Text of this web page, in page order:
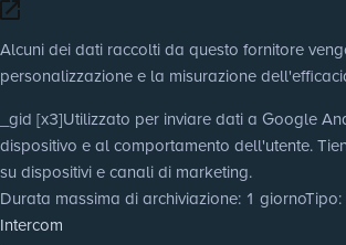
Alcuni dei dati raccolti da questo fornitore
personalizzazione e la misurazione
_gid [x3]Utilizzato per inviare dati a Google
dispositivo e al comportamento dell'utente.
su dispositivi e canali di marketing.
Durata massima di archiviazione: 1 giornoTipo
Intercom